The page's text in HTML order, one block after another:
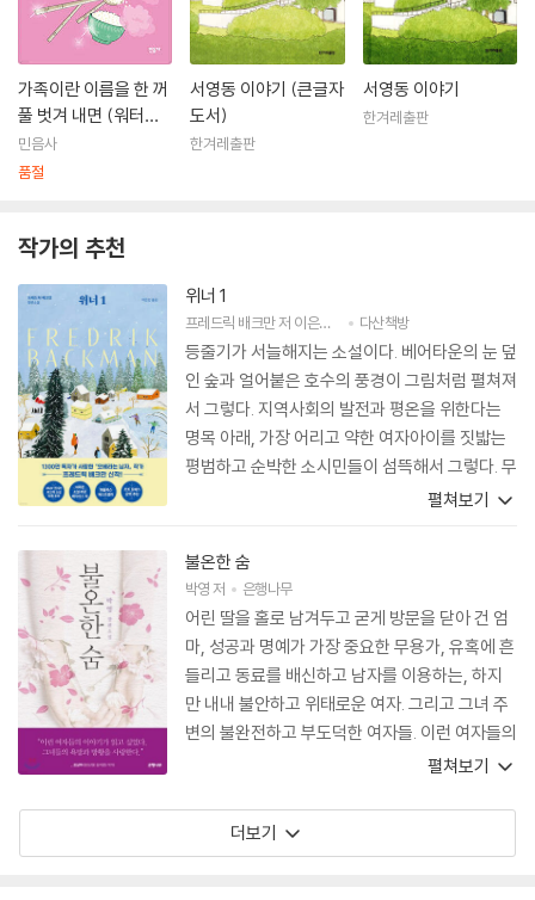
가족이란 이름을 한 꺼
풀 벗겨 내면 (워터프
루프북)
민음사
품절
서영동 이야기 (큰글자
도서)
한겨레출판
서영동 이야기
한겨레출판
작가의 추천
위너 1
프레드릭 배크만저 이은선 다산책방
등줄기가 서늘해지는 소설이다. 베어타운의 눈 덮
인 숲과 얼어붙은 호수의 풍경이 그림처럼 펼쳐져
서 그렇다. 지역사회의 발전과 평온을 위한다는
명목 아래, 가장 어리고 약한 여자아이를 짓밟는
평범하고 순박한 소시민들이 섬뜩해서 그렇다. 무
엇보다 그 모습이 지금 한국 사회에서 벌어지는
펼쳐보기
불온한 숨
박영저 은행나무
어린 딸을 홀로 남겨두고 굳게 방문을 닫아 건 엄
마, 성공과 명예가 가장 중요한 무용가, 유혹에 흔
들리고 동료를 배신하고 남자를 이용하는, 하지
만 내내 불안하고 위태로운 여자. 그리고 그녀 주
변의 불완전하고 부도덕한 여자들. 이런 여자들의
이야기가 읽고 싶었다. 그녀들의 욕망과 방황을
펼쳐보기
더보기